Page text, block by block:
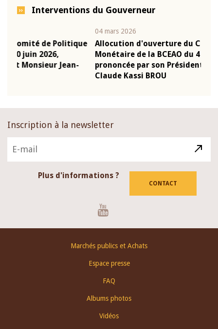
Interventions du Gouverneur
Allocution d'ouverture du Comité de Politique
Monétaire de la BCEAO du 4 mars 2026,
prononcée par son Président Monsieur Jean-
Inscription à la newsletter
Plus d'informations ?
CONTACT
Marchés publics et Achats
Espace presse
FAQ
Albums photos
Vidéos